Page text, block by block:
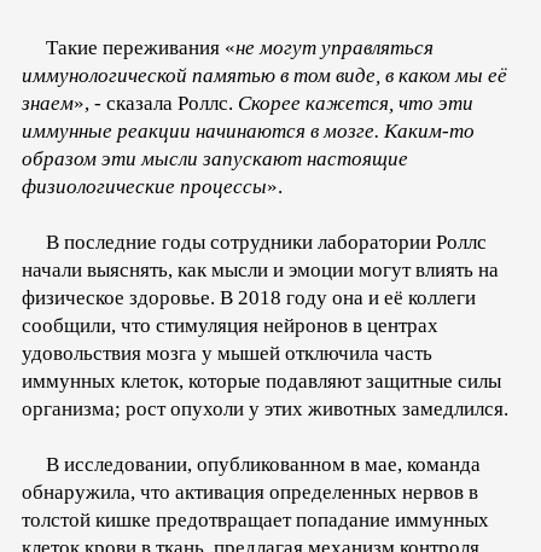
Такие переживания «не могут управляться
иммунологической памятью в том виде, в каком мы её
знаем», - сказала Роллс. Скорее кажется, что эти
иммунные реакции начинаются в мозге. Каким-то
образом эти мысли запускают настоящие
физиологические процессы».
В последние годы сотрудники лаборатории Роллс
начали выяснять, как мысли и эмоции могут влиять на
физическое здоровье. В 2018 году она и её коллеги
сообщили, что стимуляция нейронов в центрах
удовольствия мозга у мышей отключила часть
иммунных клеток, которые подавляют защитные силы
организма; рост опухоли у этих животных замедлился.
В исследовании, опубликованном в мае, команда
обнаружила, что активация определенных нервов в
толстой кишке предотвращает попадание иммунных